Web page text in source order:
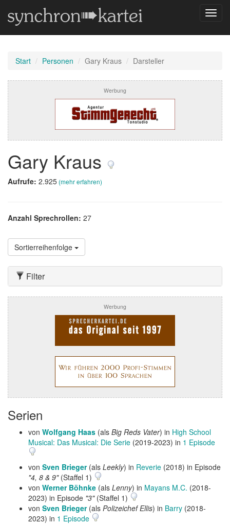
Start Personen Gary Kraus Darsteller
Werbung
Gary Kraus
Aufrufe: 2.925(mehr erfahren)
Anzahl Sprechrollen: 27
Sortierreihenfolge
Filter
Werbung
Serien
von Wolfgang Haas (als Big Reds Vater) in High School
Musical: Das Musical: Die Serie (2019-2023) in 1 Episode
von Sven Brieger(als Leekly) in Reverie (2018) in Episode
"4, 8 & 9"(Staffel 1)
von Werner Böhnke (als Lenny) in Mayans M.C. (2018-
2023) in Episode "3"(Staffel 1)
von Sven Brieger(als Polizeichef Ellis) in Barry (2018-
2023) in 1 Episode